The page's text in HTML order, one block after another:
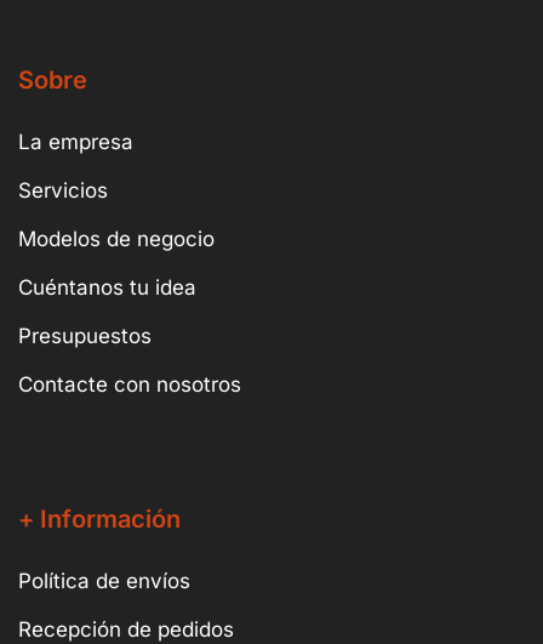
Sobre
La empresa
Servicios
Modelos de negocio
Cuéntanos tu idea
Presupuestos
Contacte con nosotros
+ Información
Política de envíos
Recepción de pedidos